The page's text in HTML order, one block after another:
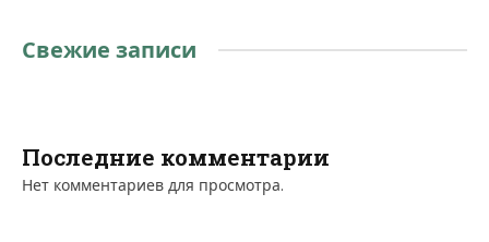
Свежие записи
Последние комментарии
Нет комментариев для просмотра.